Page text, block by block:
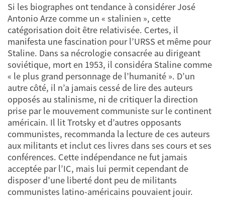
Si les biographes ont tendance à considérer José
Antonio Arze comme un « stalinien », cette
catégorisation doit être relativisée. Certes, il
manifesta une fascination pour l’URSS et même pour
Staline. Dans sa nécrologie consacrée au dirigeant
soviétique, mort en 1953, il considéra Staline comme
« le plus grand personnage de l’humanité ». D’un
autre côté, il n’a jamais cessé de lire des auteurs
opposés au stalinisme, ni de critiquer la direction
prise par le mouvement communiste sur le continent
américain. Il lit Trotsky et d’autres opposants
communistes, recommanda la lecture de ces auteurs
aux militants et inclut ces livres dans ses cours et ses
conférences. Cette indépendance ne fut jamais
acceptée par l’IC, mais lui permit cependant de
disposer d’une liberté dont peu de militants
communistes latino-américains pouvaient jouir.